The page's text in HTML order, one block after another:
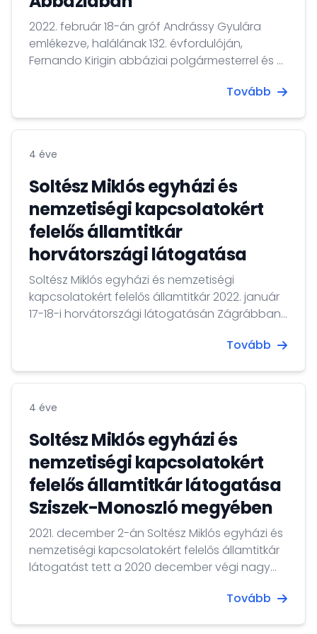
megemlékezésen.
2022. február 18-án gróf Andrássy Gyulára
emlékezve, halálának 132. évfordulóján,
Fernando Kirigin abbáziai polgármesterrel és a
közösen, koszorúzással egybekötött
koszorúzást megelőzően Dr. Demcsák Csaba
Fernando Kiriginnel Abbázia polgármesterével.
Tovább
4 éve
Soltész Miklós egyházi és
nemzetiségi kapcsolatokért
felelős államtitkár
horvátországi látogatása
Soltész Miklós egyházi és nemzetiségi
kapcsolatokért felelős államtitkár 2022. január
17-18-i horvátországi látogatásán Zágrábban
miniszterrel, akivel részletesen áttekintette a
felújításának tervezési és kivitelezési lépéseit,
Szábor képviselővel.
Tovább
4 éve
Soltész Miklós egyházi és
nemzetiségi kapcsolatokért
felelős államtitkár látogatása
Sziszek-Monoszló megyében
2021. december 2-án Soltész Miklós egyházi és
nemzetiségi kapcsolatokért felelős államtitkár
látogatást tett a 2020 december végi nagy
Monoszló megyében, ahol egyeztetéseket
Tovább